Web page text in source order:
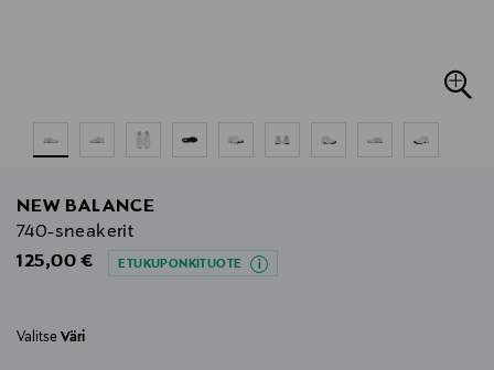
NEW BALANCE
740-sneakerit
Original Price
125,00 € ETUKUPONKITUOTE
Valitse Väri